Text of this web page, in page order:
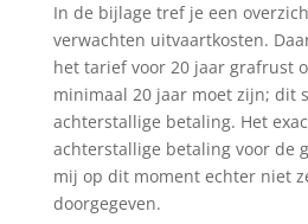
In de bijlage tref je een
verwachten uitvaartkosten.
het tarief voor 20 jaar grafrust
minimaal 20 jaar moet zijn; dit
achterstallige betaling. Het
achterstallige betaling voor de
mij op dit moment echter niet
doorgegeven.